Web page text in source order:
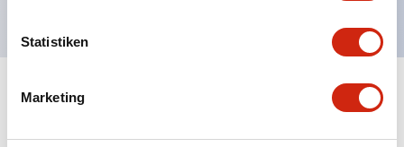
Statistiken
Marketing
Dokumente und Dateien